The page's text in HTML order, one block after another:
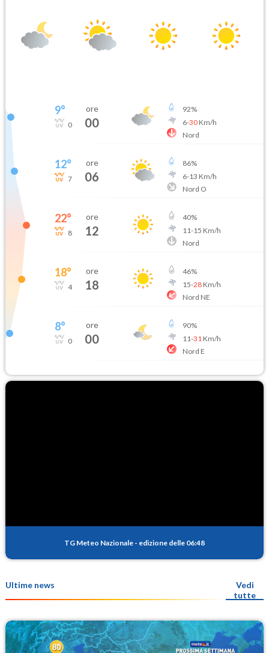
9°
0
ore
00
92%
6-30Km/h
Nord
12°
7
ore
06
86%
6-13 Km/h
Nord O
22°
8
ore
12
40%
11-15 Km/h
Nord
18°
4
ore
18
46%
15-28Km/h
Nord NE
8°
0
ore
00
90%
11-31 Km/h
Nord E
TG Meteo Nazionale - edizione delle 06:48
Ultime news
Vedi
tutte